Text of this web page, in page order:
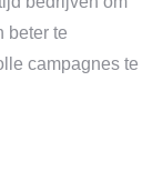
beter te
campagnes te